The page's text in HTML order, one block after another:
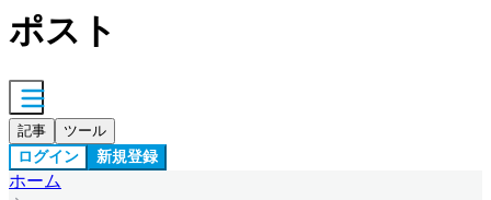
ポスト
記事 ツール
ログイン 新規登録
ホーム